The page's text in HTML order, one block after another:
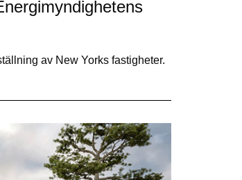
av New Yorks fastigheter.